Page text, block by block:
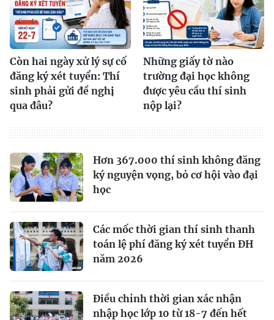
Còn hai ngày xử lý sự cố
đăng ký xét tuyển: Thí
sinh phải gửi đề nghị
qua đâu?
Những giấy tờ nào
trường đại học không
được yêu cầu thí sinh
nộp lại?
Hơn 367.000 thí sinh không đăng
ký nguyện vọng, bỏ cơ hội vào đại
học
Các mốc thời gian thí sinh thanh
toán lệ phí đăng ký xét tuyển ĐH
năm 2026
Điều chỉnh thời gian xác nhận
nhập học lớp 10 từ 18-7 đến hết